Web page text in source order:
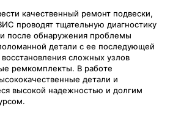
качественный ремонт подвески,
проводят тщательную диагностику
после обнаружения проблемы
детали с ее последующей
сложных узлов
ремкомплекты. В работе
детали и
высокой надежностью и долгим